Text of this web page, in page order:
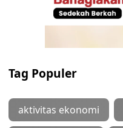
Tag Populer
aktivitas ekonomi